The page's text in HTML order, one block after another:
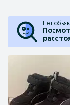
Нет